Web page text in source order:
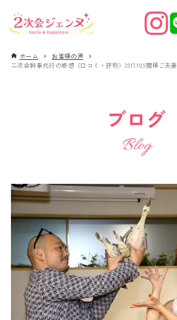
ホーム
お客様の声
二次会幹事代行の感想（口コミ・評判）2017.10.9関様ご夫妻
ブログ
Blog